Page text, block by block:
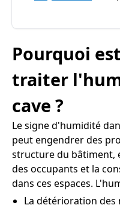
Pourquoi
traiter
cave ?
Le signe d'humidité
peut engendrer des
structure du bâtiment,
des occupants et la
dans ces espaces.
La détérioration